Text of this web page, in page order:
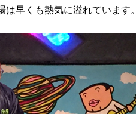
早くも熱気に溢れています。